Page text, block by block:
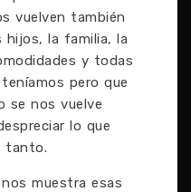
vuelven también
la familia, la
y todas
pero que
se nos vuelve
lo que
tanto.
muestra esas